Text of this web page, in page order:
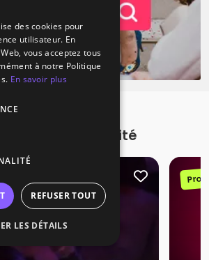
à proximité
des cookies pour
utilisateur. En
vous acceptez tous
à notre Politique
En savoir plus
REFUSER TOUT
LES DÉTAILS